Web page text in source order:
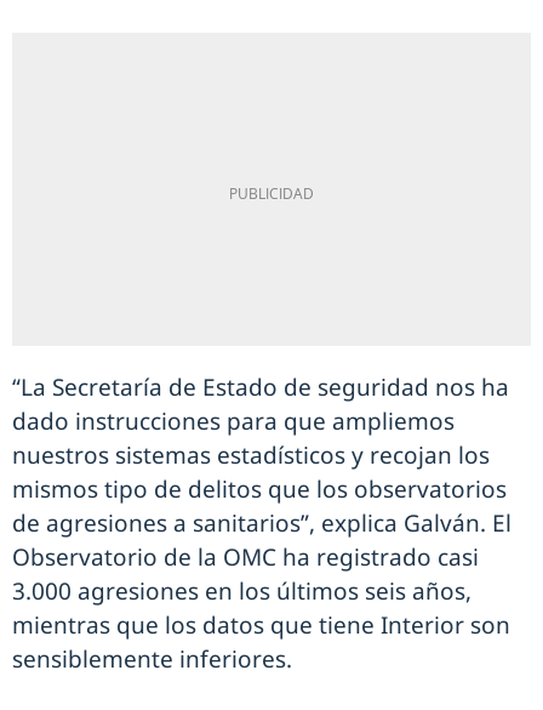
“La Secretaría de Estado de seguridad nos ha
dado instrucciones para que ampliemos
nuestros sistemas estadísticos y recojan los
mismos tipo de delitos que los observatorios
de agresiones a sanitarios”, explica Galván. El
Observatorio de la OMC ha registrado casi
3.000 agresiones en los últimos seis años,
mientras que los datos que tiene Interior son
sensiblemente inferiores.